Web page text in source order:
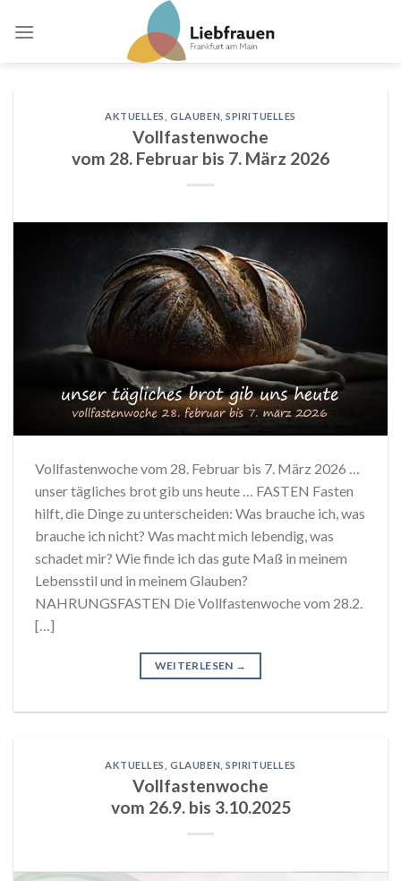
AKTUELLES ,GLAUBEN ,SPIRITUELLES
Vollfastenwoche
vom 28. Februar bis 7. März 2026
Vollfastenwoche vom 28. Februar bis 7. März 2026 …
unser tägliches brot gib uns heute … FASTEN Fasten
hilft, die Dinge zu unterscheiden: Was brauche ich, was
brauche ich nicht? Was macht mich lebendig, was
schadet mir? Wie finde ich das gute Maß in meinem
Lebensstil und in meinem Glauben?
NAHRUNGSFASTEN Die Vollfastenwoche vom 28.2.
[…]
WEITERLESEN →
AKTUELLES ,GLAUBEN ,SPIRITUELLES
Vollfastenwoche
vom 26.9. bis 3.10.2025